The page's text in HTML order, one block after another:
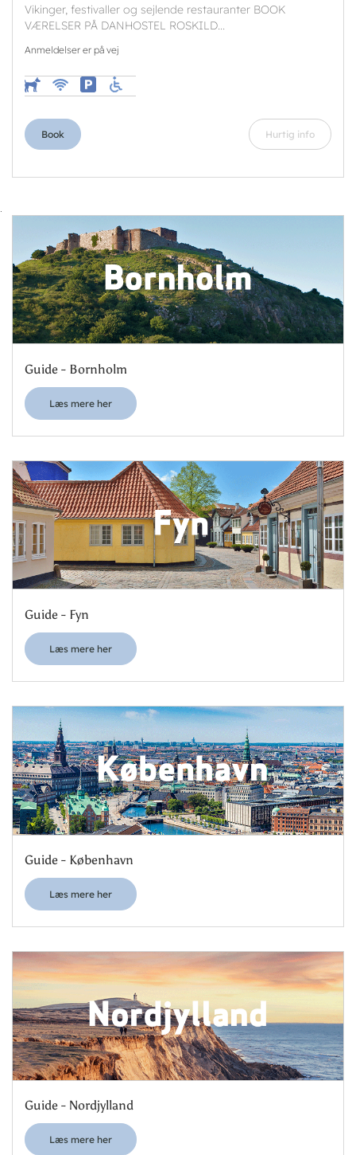
Vikinger, festivaller og sejlende restauranter BOOK
VÆRELSER PÅ DANHOSTEL ROSKILD...
Anmeldelser er på vej
Book Hurtig info
Guide - Bornholm
Læs mere her
Guide - Fyn
Læs mere her
Guide - København
Læs mere her
Guide - Nordjylland
Læs mere her